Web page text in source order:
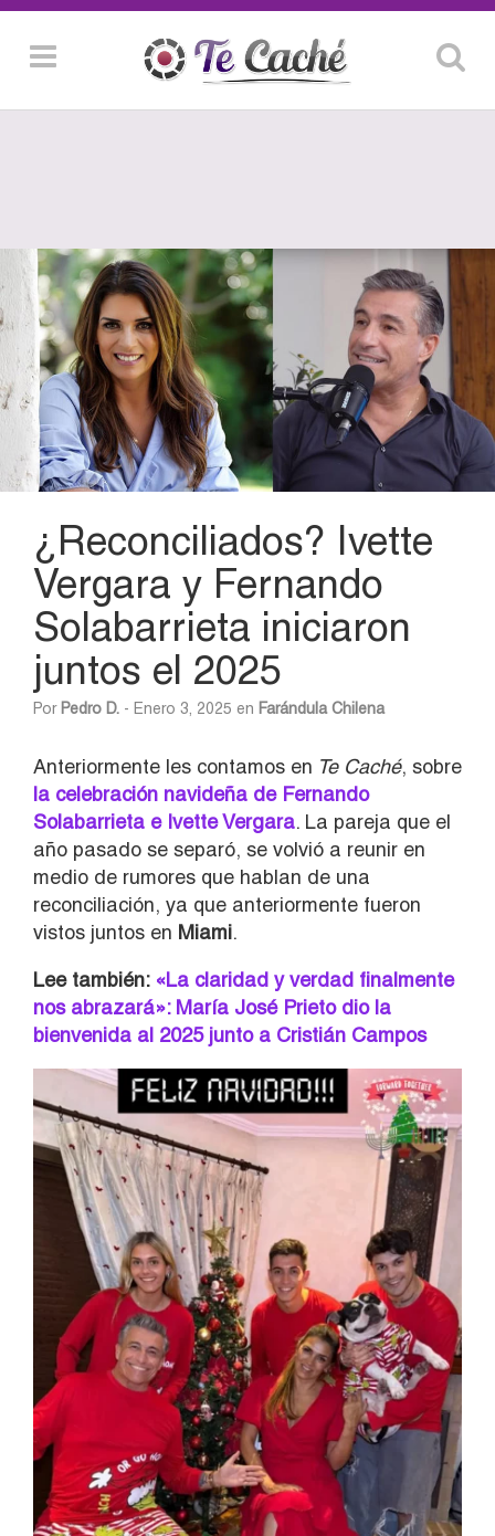
¿Reconciliados? Ivette
Vergara y Fernando
Solabarrieta iniciaron
juntos el 2025
Por Pedro D. - Enero 3, 2025 en Farándula Chilena
Anteriormente les contamos en Te Caché, sobre
la celebración navideña de Fernando
Solabarrieta e Ivette Vergara. La pareja que el
año pasado se separó, se volvió a reunir en
medio de rumores que hablan de una
reconciliación, ya que anteriormente fueron
vistos juntos en Miami.
Lee también:«La claridad y verdad finalmente
nos abrazará»: María José Prieto dio la
bienvenida al 2025 junto a Cristián Campos